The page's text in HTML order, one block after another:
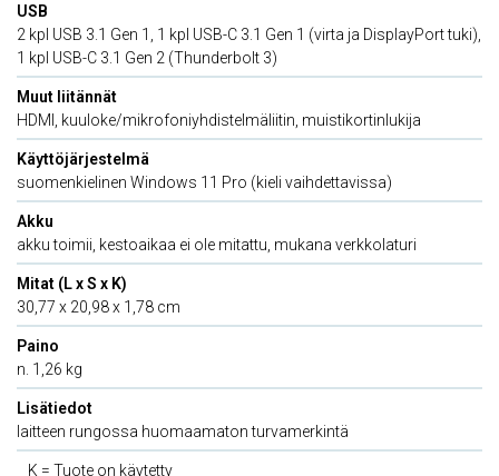
USB
2 kpl USB 3.1 Gen 1, 1 kpl USB-C 3.1 Gen 1 (virta ja DisplayPort tuki),
1 kpl USB-C 3.1 Gen 2 (Thunderbolt 3)
Muut liitännät
HDMI, kuuloke/mikrofoniyhdistelmäliitin, muistikortinlukija
Käyttöjärjestelmä
suomenkielinen Windows 11 Pro (kieli vaihdettavissa)
Akku
akku toimii, kestoaikaa ei ole mitattu, mukana verkkolaturi
Mitat (L x S x K)
30,77 x 20,98 x 1,78 cm
Paino
n. 1,26 kg
Lisätiedot
laitteen rungossa huomaamaton turvamerkintä
K = Tuote on käytetty